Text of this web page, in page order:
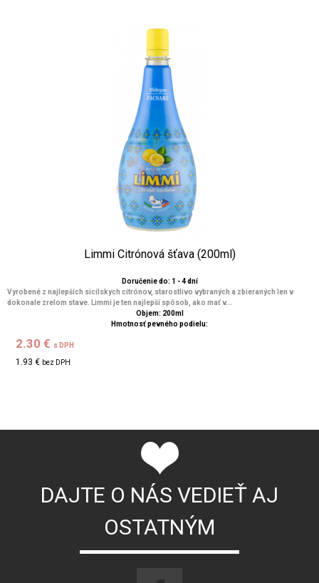
Limmi Citrónová šťava (200ml)
Doručenie do: 1 - 4 dní
Vyrobené z najlepších sicílskych citrónov, starostlivo vybraných a zbieraných len v
dokonale zrelom stave. Limmi je ten najlepší spôsob, ako mať v...
Objem: 200ml
Hmotnosť pevného podielu:
2.30 € s DPH
1.93 € bez DPH
DAJTE O NÁS VEDIEŤ AJ
OSTATNÝM